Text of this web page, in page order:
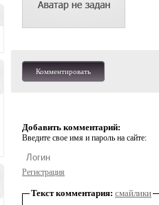
Комментировать
Добавить комментарий:
Введите свое имя и пароль на сайте:
Регистрация
Текст комментария: смайлики